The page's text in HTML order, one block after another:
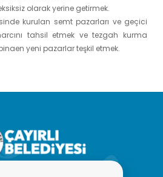
olarak yerine getirmek.
kurulan semt pazarları ve geçici
tahsil etmek ve tezgah kurma
yeni pazarlar teşkil etmek.